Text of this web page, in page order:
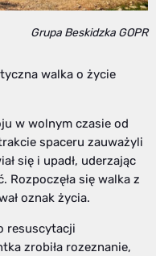
Grupa Beskidzka GOPR
walka o życie
w wolnym czasie od
spaceru zauważyli
się i upadł, uderzając
Rozpoczęła się walka z
oznak życia.
resuscytacji
zrobiła rozeznanie,